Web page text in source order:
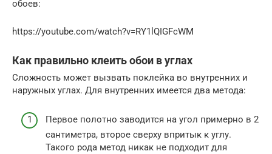
обоев:
https://youtube.com/watch?v=RY1lQIGFcWM
Как правильно клеить обои в углах
Сложность может вызвать поклейка во внутренних и
наружных углах. Для внутренних имеется два метода:
Первое полотно заводится на угол примерно в 2
сантиметра, второе сверху впритык к углу.
Такого рода метод никак не подходит для